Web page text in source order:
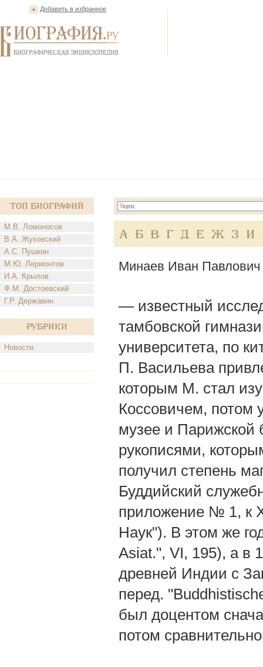
Добавить в избранное
Топ Биографий
М.В. Ломоносов
В.А. Жуковский
А.С. Пушкин
М.Ю. Лермонтов
И.А. Крылов
Ф.М. Достоевский
Г.Р. Державин
Рубрики
Новости
А Б В Г Д Е Ж З И
Минаев Иван Павлович
— известный
тамбовской
университета, по
П. Васильева
которым М. стал
Коссовичем, потом
музее и Парижской
рукописями,
получил степень
Буддийский
приложение № 1, к
Наук"). В этом же
Asiat.", VI, 195), а в
древней Индии с
перед.
был доцентом
потом